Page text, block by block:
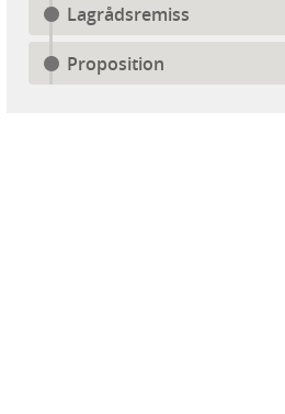
Lagrådsremiss
Proposition